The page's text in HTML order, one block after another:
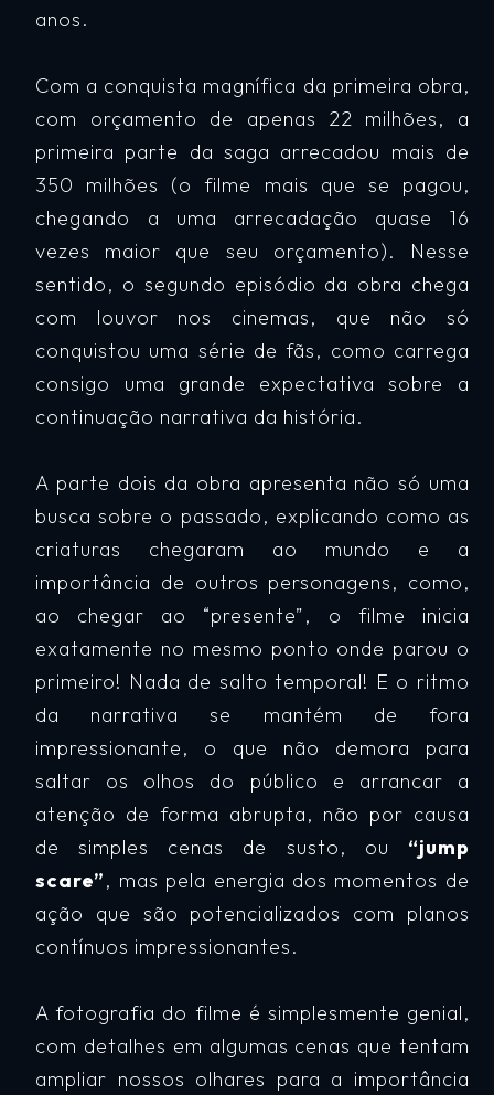
anos.
Com a conquista magnífica da primeira obra,
com orçamento de apenas 22 milhões, a
primeira parte da saga arrecadou mais de
350 milhões (o filme mais que se pagou,
chegando a uma arrecadação quase 16
vezes maior que seu orçamento). Nesse
sentido, o segundo episódio da obra chega
com louvor nos cinemas, que não só
conquistou uma série de fãs, como carrega
consigo uma grande expectativa sobre a
continuação narrativa da história.
A parte dois da obra apresenta não só uma
busca sobre o passado, explicando como as
criaturas chegaram ao mundo e a
importância de outros personagens, como,
ao chegar ao “presente”, o filme inicia
exatamente no mesmo ponto onde parou o
primeiro! Nada de salto temporal! E o ritmo
da narrativa se mantém de fora
impressionante, o que não demora para
saltar os olhos do público e arrancar a
atenção de forma abrupta, não por causa
de simples cenas de susto, ou “jump
scare”, mas pela energia dos momentos de
ação que são potencializados com planos
contínuos impressionantes.
A fotografia do filme é simplesmente genial,
com detalhes em algumas cenas que tentam
ampliar nossos olhares para a importância